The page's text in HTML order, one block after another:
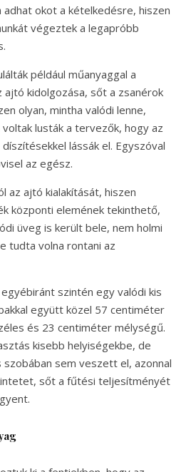
adhat okot a kételkedésre, hiszen
végeztek a legapróbb
például műanyaggal a
kidolgozása, sőt a zsanérok
olyan, mintha valódi lenne,
lusták a tervezők, hogy az
lássák el. Egyszóval
az egész.
az ajtó kialakítását, hiszen
központi elemének tekinthető,
üveg is került bele, nem holmi
tudta volna rontani az
szintén egy valódi kis
együtt közel 57 centiméter
és 23 centiméter mélységű.
kisebb helyiségekbe, de
sem veszett el, azonnal
sőt a fűtési teljesítményét